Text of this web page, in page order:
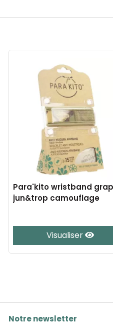
Para'kito wristband
jun&trop camouflage
Visualiser
Notre newsletter